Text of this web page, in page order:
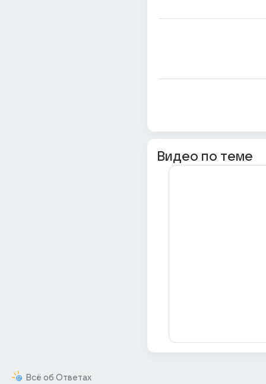
Всё об Ответах
Видео по теме